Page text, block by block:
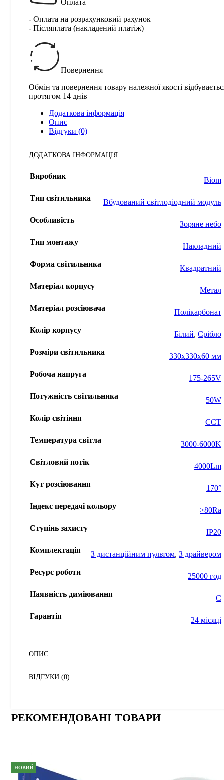
Оплата
- Оплата на розрахунковий рахунок
- Післяплата (накладений платіж)
Повернення
Обмін та повернення товару належної якості
протягом 14 днів
Додаткова інформація
Опис
Відгуки (0)
ДОДАТКОВА ІНФОРМАЦІЯ
Виробник Biom
Тип світильника Вбудований світлодіодний модуль
Особливість Зоряне небо
Тип монтажу Накладний
Форма світильника Квадратний
Матеріал корпусу Метал
Матеріал розсіювача Полікарбонат
Колір корпусу Білий, Срібло
Розміри світильника 330x330x60 мм
Робоча напруга 175-265V
Потужність світильника 50W
Колір світіння ССТ
Температура світла 3000-6000K
Світловий потік 4000Lm
Кут розсіювання 170°
Індекс передачі кольору >80Ra
Ступінь захисту IP20
Комплектація З диcтанційним пультом, З драйвером
Ресурс роботи 25000 год
Наявність диміювання Є
Гарантія 24 місяці
ОПИС
ВІДГУКИ (0)
РЕКОМЕНДОВАНІ ТОВАРИ
НОВИЙ